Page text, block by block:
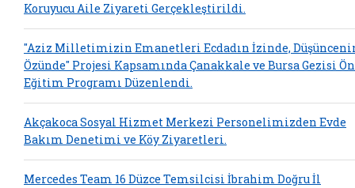
Koruyucu Aile Ziyareti Gerçekleştirildi.
"Aziz Milletimizin Emanetleri Ecdadın İzinde,
Özünde" Projesi Kapsamında Çanakkale ve Bursa Gezisi
Eğitim Programı Düzenlendi.
Akçakoca Sosyal Hizmet Merkezi Personelimizden Evde
Bakım Denetimi ve Köy Ziyaretleri.
Mercedes Team 16 Düzce Temsilcisi İbrahim Doğru İl